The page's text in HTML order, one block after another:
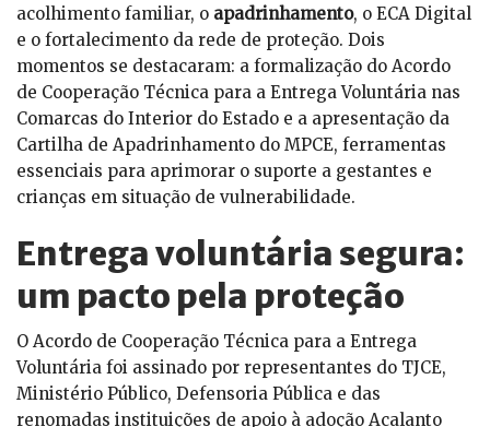
acolhimento familiar, o apadrinhamento, o ECA Digital
e o fortalecimento da rede de proteção. Dois
momentos se destacaram: a formalização do Acordo
de Cooperação Técnica para a Entrega Voluntária nas
Comarcas do Interior do Estado e a apresentação da
Cartilha de Apadrinhamento do MPCE, ferramentas
essenciais para aprimorar o suporte a gestantes e
crianças em situação de vulnerabilidade.
Entrega voluntária segura:
um pacto pela proteção
O Acordo de Cooperação Técnica para a Entrega
Voluntária foi assinado por representantes do TJCE,
Ministério Público, Defensoria Pública e das
renomadas instituições de apoio à adoção Acalanto